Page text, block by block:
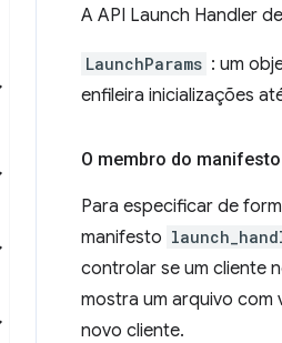
A API Launch Handler
LaunchParams : um
enfileira inicializações
O membro do manifesto
Para especificar de
manifesto
controlar se um cliente
mostra um arquivo com
novo cliente.